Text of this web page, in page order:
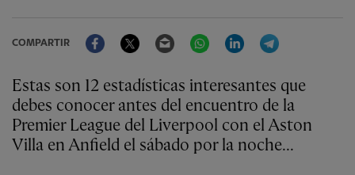
COMPARTIR
FacebookTwitter Email WhatsAppLinkedIn
Estas son 12 estadísticas interesantes que
debes conocer antes del encuentro de la
Premier League del Liverpool con el Aston
Villa en Anfield el sábado por la noche...